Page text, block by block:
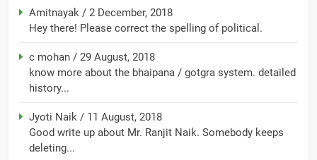
Amitnayak / 2 December, 2018
Hey there! Please correct the spelling of political.
c mohan / 29 August, 2018
know more about the bhaipana / gotgra system. detailed
history...
Jyoti Naik / 11 August, 2018
Good write up about Mr. Ranjit Naik. Somebody keeps
deleting...